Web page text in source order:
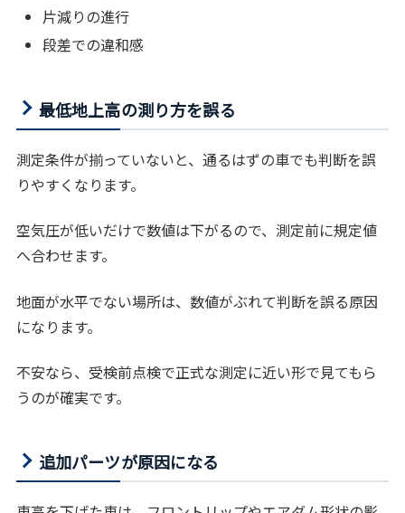
片減りの進行
段差での違和感
最低地上高の測り方を誤る
測定条件が揃っていないと、通るはずの車でも判断を誤
りやすくなります。
空気圧が低いだけで数値は下がるので、測定前に規定値
へ合わせます。
地面が水平でない場所は、数値がぶれて判断を誤る原因
になります。
不安なら、受検前点検で正式な測定に近い形で見てもら
うのが確実です。
追加パーツが原因になる